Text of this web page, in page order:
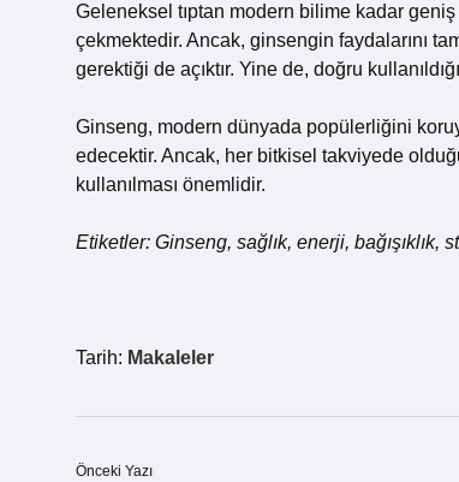
Geleneksel tıptan modern bilime kadar
çekmektedir. Ancak, ginsengin faydalarını
gerektiği de açıktır. Yine de, doğru
Ginseng, modern dünyada popülerliğini
edecektir. Ancak, her bitkisel takviyede
kullanılması önemlidir.
Etiketler: Ginseng, sağlık, enerji, bağışıklık,
Tarih: Makaleler
Önceki Yazı